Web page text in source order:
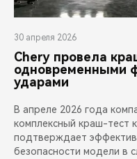
30 апреля 2026
Chery провела
одновременными
ударами
В апреле 2026 года
комплексный краш-тест
подтверждает
безопасности модели в